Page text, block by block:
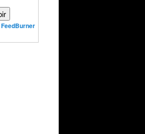
FeedBurner